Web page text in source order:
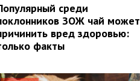
среди
ЗОЖ чай может
вред здоровью:
факты